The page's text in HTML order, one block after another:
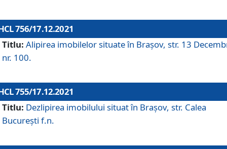
756/17.12.2021
Titlu: Alipirea imobilelor situate în Brașov, str. 13
nr. 100.
755/17.12.2021
Titlu: Dezlipirea imobilului situat în Brașov, str. Calea
București f.n.